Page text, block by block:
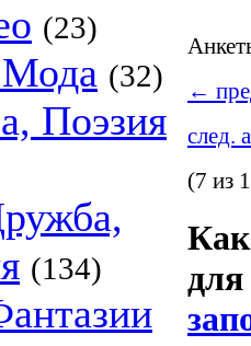
(23)
(32)
Поэзия
(134)
←
след.
(7 из